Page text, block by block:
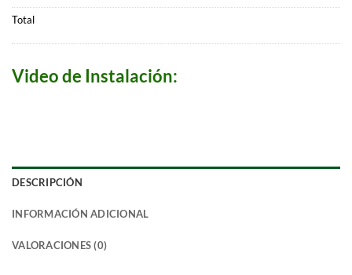
Total
Video de Instalación:
DESCRIPCIÓN
INFORMACIÓN ADICIONAL
VALORACIONES (0)